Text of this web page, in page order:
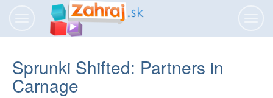
navigáciu
Sprunki Shifted: Partners in
Carnage